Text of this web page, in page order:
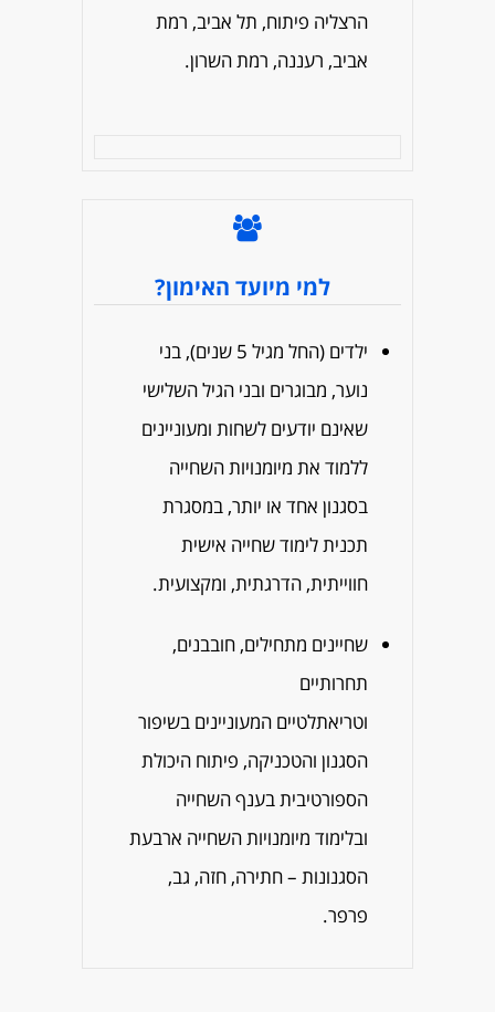
הרצליה פיתוח, תל אביב, רמת
אביב, רעננה, רמת השרון.
למי מיועד האימון?
ילדים (החל מגיל 5 שנים), בני
נוער, מבוגרים ובני הגיל השלישי
שאינם יודעים לשחות ומעוניינים
ללמוד את מיומנויות השחייה
בסגנון אחד או יותר, במסגרת
תכנית לימוד שחייה אישית
חווייתית, הדרגתית, ומקצועית.
שחיינים מתחילים, חובבנים,
תחרותיים
וטריאתלטיים המעוניינים בשיפור
הסגנון והטכניקה, פיתוח היכולת
הספורטיבית בענף השחייה
ובלימוד מיומנויות השחייה ארבעת
הסגנונות – חתירה, חזה, גב,
פרפר.